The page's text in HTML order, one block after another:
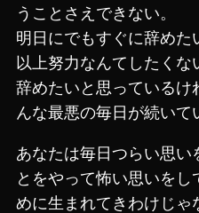
うことさえできない。
明日にでもすぐに辞め
以上努力なんてしたくな
辞めたいと思っているけ
んな最悪の毎日が続いて
あなたは毎日つらい思い
とをやって怖い思いを
めに生まれてきわけじゃ